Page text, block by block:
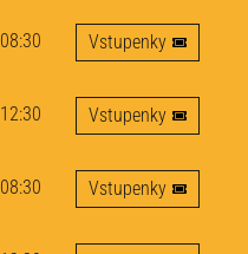
08:30 Vstupenky
12:30 Vstupenky
08:30 Vstupenky